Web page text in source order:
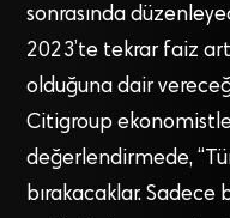
sonrasında
2023’te tekrar faiz
olduğuna dair
Citigroup
değerlendirmede,
bırakacaklar. Sadece